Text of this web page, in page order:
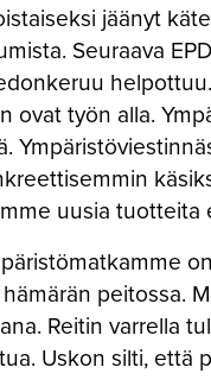
jäänyt
Seuraava
ovat työn alla.
uusia tuotteita
peitossa.
Reitin varrella
Uskon silti, että